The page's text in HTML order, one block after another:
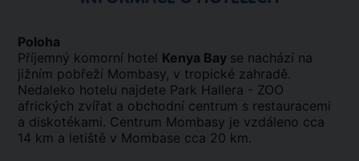
Poloha
Příjemný komorní hotel Kenya Bay se nachází na
jižním pobřeží Mombasy, v tropické zahradě.
Nedaleko hotelu najdete Park Hallera - ZOO
afrických zvířat a obchodní centrum s restauracemi
a diskotékami. Centrum Mombasy je vzdáleno cca
14 km a letiště v Mombase cca 20 km.